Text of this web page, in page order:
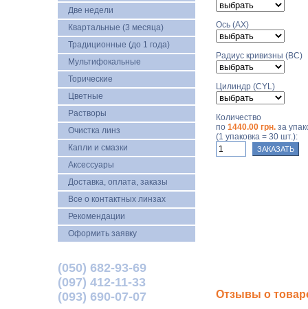
Две недели
Квартальные (3 месяца)
Традиционные (до 1 года)
Мультифокальные
Торические
Цветные
Растворы
Очистка линз
Капли и смазки
Аксессуары
Доставка, оплата, заказы
Все о контактных линзах
Рекомендации
Оформить заявку
(050) 682-93-69
(097) 412-11-33
(093) 690-07-07
Ось (AX)
Радиус кривизны (BC)
Цилиндр (CYL)
Количество
по 1440.00 грн.за
(1 упаковка = 30 шт.):
Отзывы о